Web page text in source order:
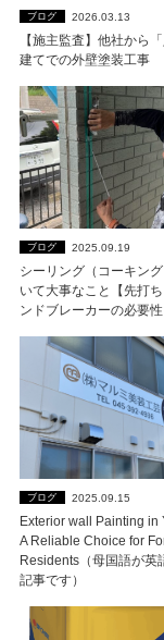
ブログ 2026.03.13
【施主監査】他社から
建てでの外壁塗装工事
ブログ 2025.09.19
シーリング（コーキン
いて大事なこと【先打
ンドブレーカーの必要性
ブログ 2025.09.15
Exterior wall Painting in
A Reliable Choice for
Residents（母国語が英
記事です）